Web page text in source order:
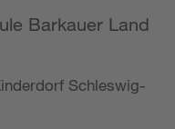
Barkauer Land
Schleswig-